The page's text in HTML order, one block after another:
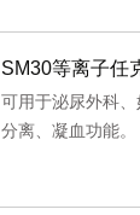
SM30等离子任
可用于泌尿外科
分离、凝血功能。